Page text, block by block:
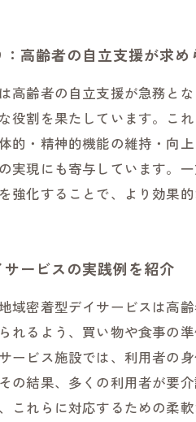
自立支援を支える現場の
高齢者の自立支援が求め
高齢者の自立支援が急務と
役割を果たしています。こ
的・精神的機能の維持・向
実現にも寄与しています。
強化することで、より効果
ービスの実践例を紹介
域密着型デイサービスは高
れるよう、買い物や食事の
ービス施設では、利用者の
の結果、多くの利用者が要
これらに対応するための柔